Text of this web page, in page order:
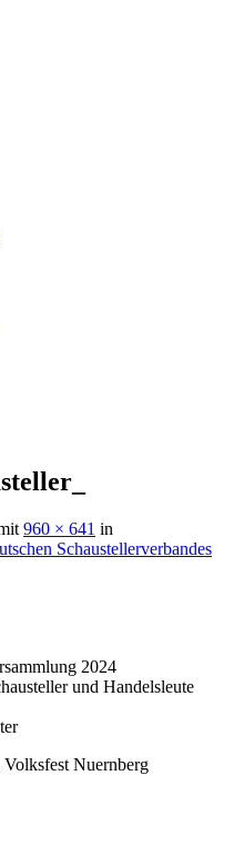
960 × 641 in
Schaustellerverbandes
2024
und Handelsleute
Nuernberg